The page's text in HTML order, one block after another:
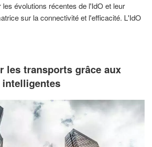
évolutions récentes de l'IdO et leur
sur la connectivité et l'efficacité. L'IdO
les transports grâce aux